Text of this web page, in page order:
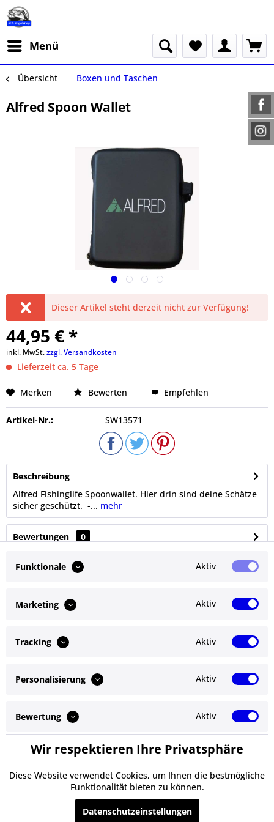
Menü
Übersicht Boxen und Taschen
Alfred Spoon Wallet
Dieser Artikel steht derzeit nicht zur Verfügung!
44,95 € *
inkl. MwSt.zzgl. Versandkosten
Lieferzeit ca. 5 Tage
Merken Bewerten Empfehlen
Artikel-Nr.: SW13571
Beschreibung
Alfred Fishinglife Spoonwallet. Hier drin sind deine Schätze
sicher geschützt. -... mehr
Bewertungen
0
Kunden haben sich ebenfalls angesehen
Service Hotline
Shop Service
Informationen
* Alle Preise inkl. gesetzl. Mehrwertsteuer zzgl.Versandkosten
Nachnahmegebühren, wenn nicht anders beschrieben
Funktionale Aktiv
Marketing Aktiv
Tracking Aktiv
Personalisierung Aktiv
Bewertung Aktiv
Service Aktiv
Wir respektieren Ihre Privatsphäre
Diese Website verwendet Cookies, um Ihnen die bestmögliche
Funktionalität bieten zu können.
Datenschutzeinstellungen